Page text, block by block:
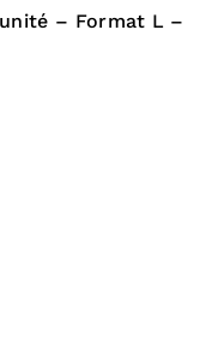
– Format L –